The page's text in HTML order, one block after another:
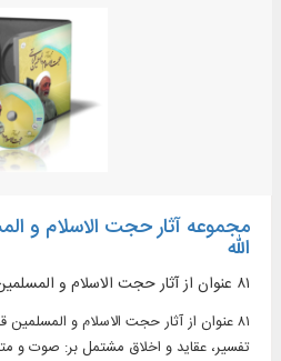
مجموعه آثار حجت الاسلام و
الله
۸۱ عنوان از آثار حجت الاسلام و المسلمین قرائتی
۸۱ عنوان از آثار حجت الاسلام و
تفسیر، عقاید و اخلاق مشتمل بر: صوت و